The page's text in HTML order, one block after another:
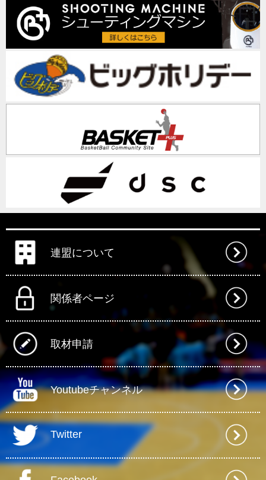
連盟について
関係者ページ
取材申請
Youtubeチャンネル
Twitter